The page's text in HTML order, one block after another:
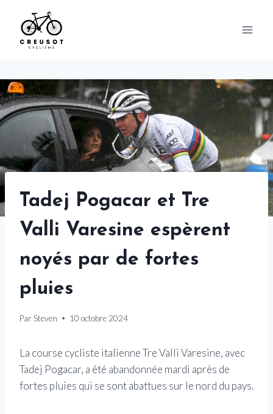
content
Tadej Pogacar et Tre
Valli Varesine espèrent
noyés par de fortes
pluies
Par Steven 10 octobre 2024
La course cycliste italienne Tre Valli Varesine, avec
Tadej Pogacar, a été abandonnée mardi après de
fortes pluies qui se sont abattues sur le nord du pays.